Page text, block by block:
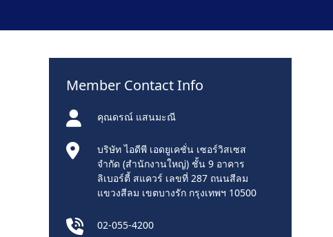
Member Contact Info
คุณดรณ์ แสนมะณี
บริษัท ไอดีพี เอดยูเคชั่น เซอร์วิสเซส
จำกัด (สำนักงานใหญ่) ชั้น 9 อาคาร
ลิเบอร์ตี้ สแควร์ เลขที่ 287 ถนนสีลม
แขวงสีลม เขตบางรัก กรุงเทพฯ 10500
02-055-4200